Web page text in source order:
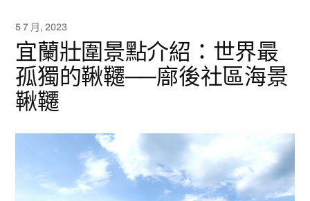
5 7 月, 2023
宜蘭壯圍景點介紹：世界最
孤獨的鞦韆──廍後社區海景
鞦韆